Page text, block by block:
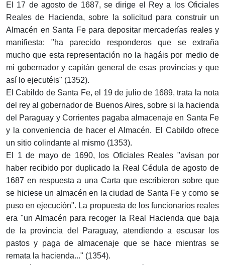
El 17 de agosto de 1687, se dirige el Rey a los Oficiales
Reales de Hacienda, sobre la solicitud para construir un
Almacén en Santa Fe para depositar mercaderías reales y
manifiesta: "ha parecido responderos que se extraña
mucho que esta representación no la hagáis por medio de
mi gobernador y capitán general de esas provincias y que
así lo ejecutéis" (1352).
El Cabildo de Santa Fe, el 19 de julio de 1689, trata la nota
del rey al gobernador de Buenos Aires, sobre si la hacienda
del Paraguay y Corrientes pagaba almacenaje en Santa Fe
y la conveniencia de hacer el Almacén. El Cabildo ofrece
un sitio colindante al mismo (1353).
El 1 de mayo de 1690, los Oficiales Reales "avisan por
haber recibido por duplicado la Real Cédula de agosto de
1687 en respuesta a una Carta que escribieron sobre que
se hiciese un almacén en la ciudad de Santa Fe y como se
puso en ejecución". La propuesta de los funcionarios reales
era "un Almacén para recoger la Real Hacienda que baja
de la provincia del Paraguay, atendiendo a escusar los
pastos y paga de almacenaje que se hace mientras se
remata la hacienda..." (1354).